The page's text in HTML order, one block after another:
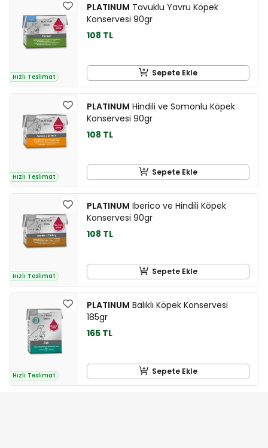
Hızlı Teslimat
PLATINUM Tavuklu Yavru Köpek
Konservesi 90gr
108 TL
Sepete Ekle
Hızlı Teslimat
PLATINUM Hindili ve Somonlu Köpek
Konservesi 90gr
108 TL
Sepete Ekle
Hızlı Teslimat
PLATINUM Iberico ve Hindili Köpek
Konservesi 90gr
108 TL
Sepete Ekle
Hızlı Teslimat
PLATINUM Balıklı Köpek Konservesi
185gr
165 TL
Sepete Ekle